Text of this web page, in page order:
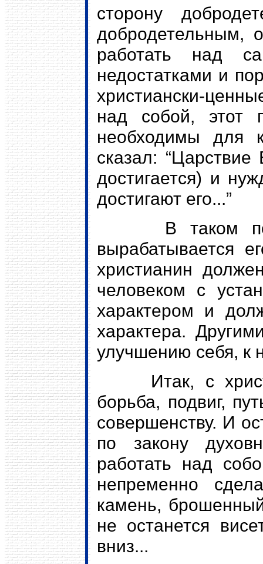
сторону
добродетельным,
работать над
недостатками и
христиански-
над собой, этот
необходимы для
сказал:
достигается) и
достигают его...”
В таком
вырабатывается
христианин
человеком с
характером и
характера.
улучшению себя, к
Итак, с
борьба, подвиг,
совершенству. И
по закону
работать над
непременно
камень,
не останется
вниз...